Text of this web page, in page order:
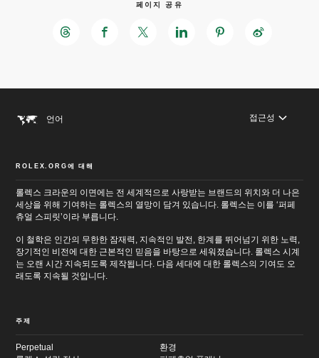
페이지 공유
언어 접근성
ROLEX.ORG에 대해
롤렉스 크라운의 이면에는 전 세계적으로 사랑받는 브랜드의 위치와 더 나은
세상을 위해 기여하는 롤렉스의 열망이 담겨 있습니다. 롤렉스는 이를 ‘퍼페
츄얼 스피릿’이라 부릅니다.
이 철학은 인간의 무한한 잠재력, 지속적인 발전, 한계를 뛰어넘기 위한 노력,
장기적인 비전에 대한 근본적인 믿음을 바탕으로 세워졌습니다. 롤렉스 시계
는 오랜 시간 지속되도록 제작됩니다. 다음 세대에 대한 롤렉스의 기여도 오
래도록 지속될 것입니다.
주제
Perpetual
환경